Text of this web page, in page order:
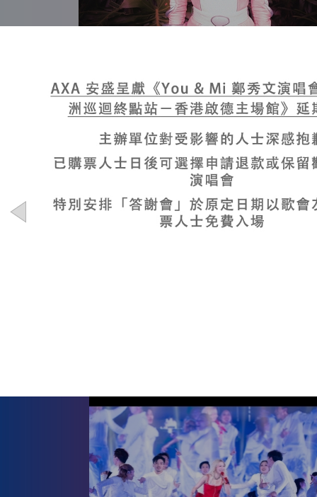
粉月
Amy Lo